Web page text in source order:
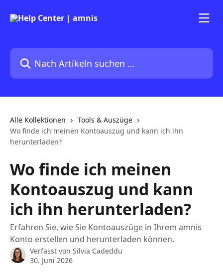
Nach Artikeln suchen …
Alle Kollektionen
Tools & Auszüge
Wo finde ich meinen Kontoauszug und kann ich ihn
herunterladen?
Wo finde ich meinen
Kontoauszug und kann
ich ihn herunterladen?
Erfahren Sie, wie Sie Kontoauszüge in Ihrem amnis
Konto erstellen und herunterladen können.
Verfasst von Silvia Cadeddu
30. Juni 2026